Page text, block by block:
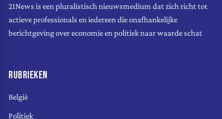
21News is een pluralistisch nieuwsmedium dat zich richt tot
actieve professionals en iedereen die onafhankelijke
berichtgeving over economie en politiek naar waarde schat
RUBRIEKEN
België
Politiek